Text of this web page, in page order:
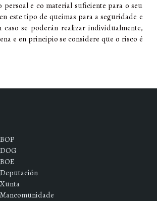
persoal e co material suficiente para o seu
este tipo de queimas para a seguridade e
se poderán realizar individualmente,
e en principio se considere que o risco é
BOP
DOG
BOE
Deputación
Xunta
Mancomunidade